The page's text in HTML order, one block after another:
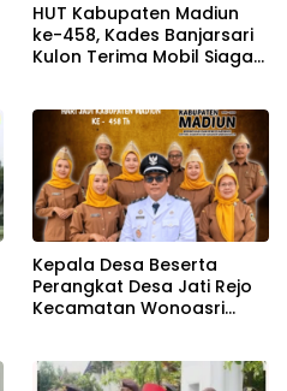
HUT Kabupaten Madiun
ke-458, Kades Banjarsari
Kulon Terima Mobil Siaga
Kepala Desa Beserta
Perangkat Desa Jati Rejo
Kecamatan Wonoasri
Madiun Ke – 458 Th